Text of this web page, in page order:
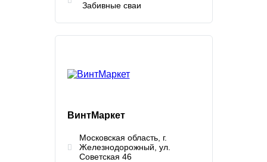
Забивные сваи
ВинтМаркет
Московская область, г.
Железнодорожный, ул.
Советская 46